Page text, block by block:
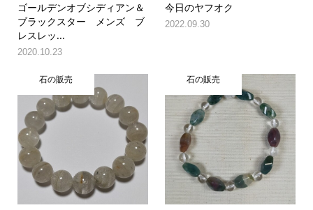
ゴールデンオブシディアン＆
ブラックスター メンズ ブ
レスレッ...
2020.10.23
今日のヤフオク
2022.09.30
石の販売 石の販売